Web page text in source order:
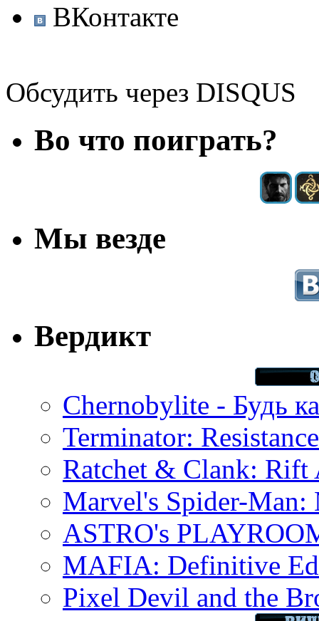
ВКонтакте
Обсудить через DISQUS
Во что поиграть?
Мы везде
Вердикт
Chernobylite - Будь
Terminator:
Ratchet & Clank: Rift
Marvel's Spider-Man:
ASTRO's
MAFIA: Definitive
Pixel Devil and the